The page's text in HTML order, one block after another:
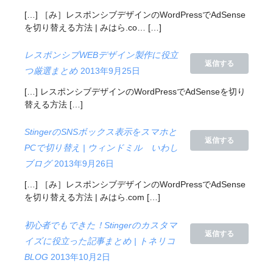
[…] ［み］レスポンシブデザインのWordPressでAdSense
を切り替える方法 | みはら.co… […]
返信する
レスポンシブWEBデザイン製作に役立
つ厳選まとめ 2013年9月25日
[…] レスポンシブデザインのWordPressでAdSenseを切り
替える方法 […]
返信する
StingerのSNSボックス表示をスマホと
PCで切り替え | ウィンドミル いわし
ブログ 2013年9月26日
[…] ［み］レスポンシブデザインのWordPressでAdSense
を切り替える方法 | みはら.com […]
返信する
初心者でもできた！Stingerのカスタマ
イズに役立った記事まとめ | トネリコ
BLOG 2013年10月2日